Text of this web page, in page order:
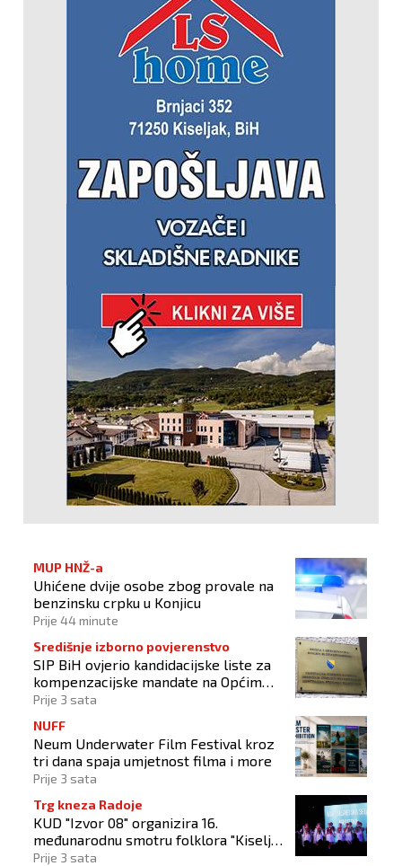
MUP HNŽ-a
Uhićene dvije osobe zbog provale na
benzinsku crpku u Konjicu
Prije 44 minute
Središnje izborno povjerenstvo
SIP BiH ovjerio kandidacijske liste za
kompenzacijske mandate na Općim
izborima 2026
Prije 3 sata
NUFF
Neum Underwater Film Festival kroz
tri dana spaja umjetnost filma i more
Prije 3 sata
Trg kneza Radoje
KUD "Izvor 08" organizira 16.
međunarodnu smotru folklora "Kiseljak
2026"
Prije 3 sata